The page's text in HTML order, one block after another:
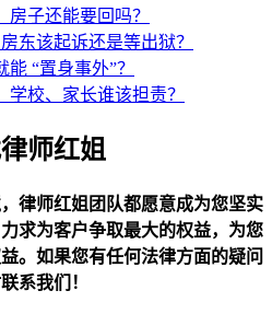
子还能要回吗？
东该起诉还是等出狱？
“置身事外”？
校、家长谁该担责？
师红姐
律师红姐团队都愿意成为您坚实
求为客户争取最大的权益，为您
。如果您有任何法律方面的疑问
系我们！